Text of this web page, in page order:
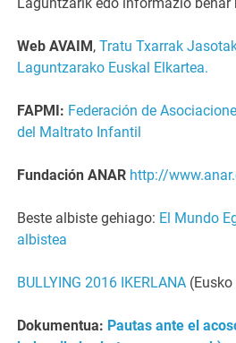
Web AVAIM,Tratu Txarrak
Laguntzarako Euskal Elkartea.
FAPMI: Federación de
del Maltrato Infantil
Fundación ANAR http://
Beste albiste gehiago: El Mundo
albistea
BULLYING 2016 IKERLANA
Dokumentua: Pautas ante el